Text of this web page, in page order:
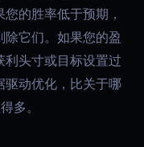
的胜率低于预期，
它们。如果您的盈
头寸或目标设置过
驱动优化，比关于哪
多。